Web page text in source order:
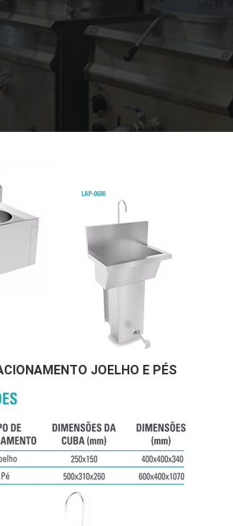
JOELHO E PÉS